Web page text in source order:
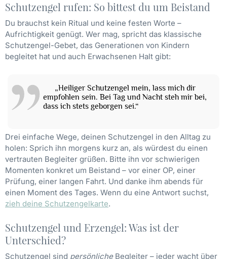
Schutzengel rufen: So bittest du um Beistand
Du brauchst kein Ritual und keine festen Worte –
Aufrichtigkeit genügt. Wer mag, spricht das klassische
Schutzengel-Gebet, das Generationen von Kindern
begleitet hat und auch Erwachsenen Halt gibt:
„Heiliger Schutzengel mein, lass mich dir
empfohlen sein. Bei Tag und Nacht steh mir bei,
dass ich stets geborgen sei.“
Drei einfache Wege, deinen Schutzengel in den Alltag zu
holen: Sprich ihn morgens kurz an, als würdest du einen
vertrauten Begleiter grüßen. Bitte ihn vor schwierigen
Momenten konkret um Beistand – vor einer OP, einer
Prüfung, einer langen Fahrt. Und danke ihm abends für
einen Moment des Tages. Wenn du eine Antwort suchst,
zieh deine Schutzengelkarte.
Schutzengel und Erzengel: Was ist der
Unterschied?
Schutzengel sind persönlicheBegleiter – jeder wacht über